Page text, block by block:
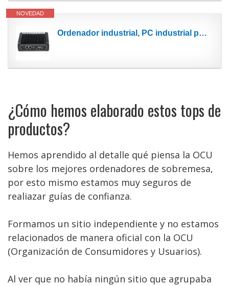
NOVEDAD
Ordenador industrial, PC industrial potente multimodo con carcasa de aleación de aluminio...
¿Cómo hemos elaborado estos tops de
productos?
Hemos aprendido al detalle qué piensa la OCU
sobre los mejores ordenadores de sobremesa,
por esto mismo estamos muy seguros de
realiazar guías de confianza.
Formamos un sitio independiente y no estamos
relacionados de manera oficial con la OCU
(Organización de Consumidores y Usuarios).
Al ver que no había ningún sitio que agrupaba